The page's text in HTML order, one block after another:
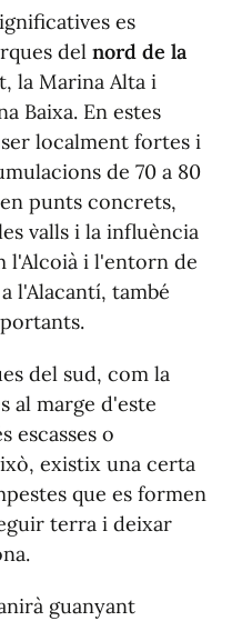
es
del nord de la
la Marina Alta i
Baixa. En estes
localment fortes i
de 70 a 80
punts concrets,
valls i la influència
l'Alcoià i l'entorn de
l'Alacantí, també
del sud, com la
al marge d'este
escasses o
existix una certa
que es formen
terra i deixar
guanyant